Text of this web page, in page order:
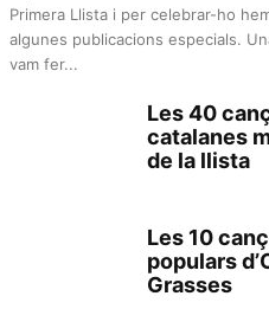
Primera Llista i per celebrar-ho
algunes publicacions especials.
vam fer...
Les 40
catalanes
de la llista
Les 10
populars
Grasses